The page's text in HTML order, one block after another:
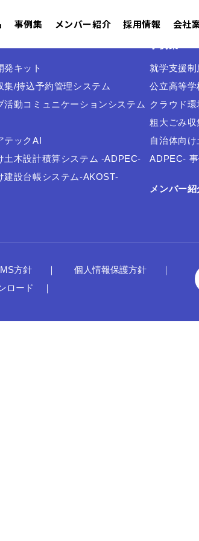
事例集 メンバー紹介 採用情報 会社
発キット
集/持込予約管理システム
活動コミュニケーションシステム
テックAI
土木設計積算システム -ADPEC-
建設台帳システム-AKOST-
就学支援
公立高等
クラウド
粗大ごみ
自治体向
ADPEC-
メンバー紹
方針
個人情報保護方針
ロード